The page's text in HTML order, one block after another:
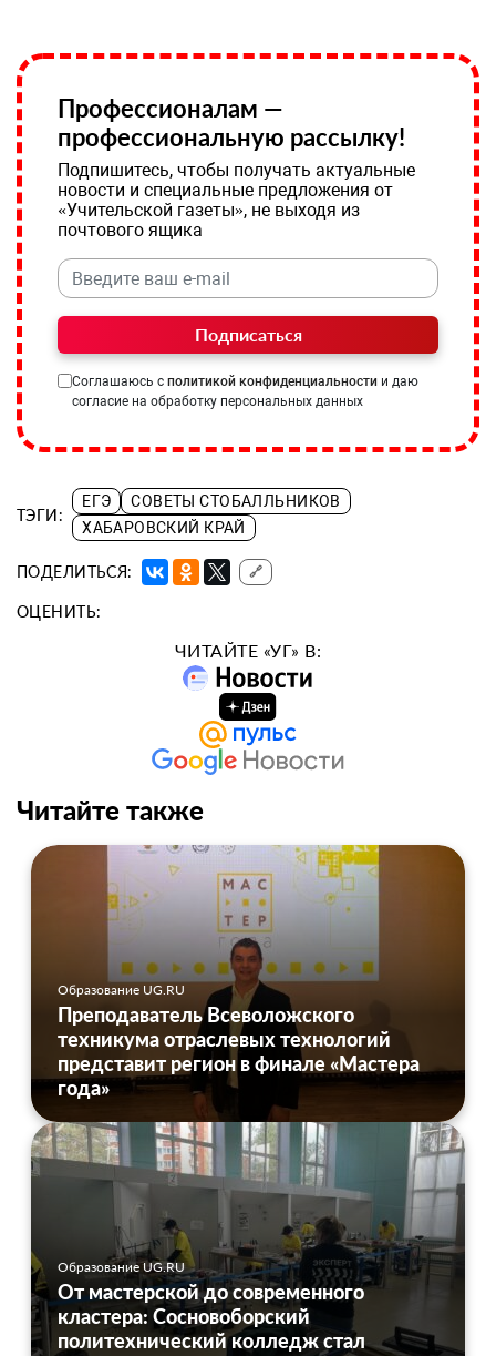
Профессионалам —
профессиональную рассылку!
Подпишитесь, чтобы получать актуальные
новости и специальные предложения от
«Учительской газеты», не выходя из
почтового ящика
Подписаться
Соглашаюсь с политикой конфиденциальности и даю
согласие на обработку персональных данных
ТЭГИ:
ЕГЭ
СОВЕТЫ СТОБАЛЛЬНИКОВ
ХАБАРОВСКИЙ КРАЙ
ПОДЕЛИТЬСЯ: 🔗
ОЦЕНИТЬ:
ЧИТАЙТЕ «УГ» В:
Читайте также
Образование UG.RU
Преподаватель Всеволожского
техникума отраслевых технологий
представит регион в финале «Мастера
года»
Образование UG.RU
От мастерской до современного
кластера: Сосновоборский
политехнический колледж стал